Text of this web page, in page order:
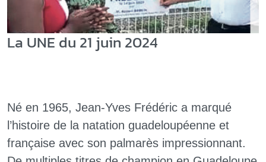
La UNE du 21 juin 2024
Né en 1965, Jean-Yves Frédéric a marqué
l’histoire de la natation guadeloupéenne et
française avec son palmarès impressionnant.